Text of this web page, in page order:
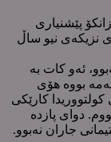
زانکۆ پێشنیاری
نزیکەی نیو ساڵ
ئەو کات بە
بووە هۆی
کارێکی
دوای پازدە
جاران نەبوو.